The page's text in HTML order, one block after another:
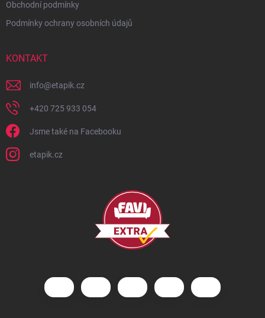
Obchodní podmínky
Podmínky ochrany osobních údajů
KONTAKT
info@etapik.cz
+420 725 933 054
Jsme také na Facebooku
etapik.cz